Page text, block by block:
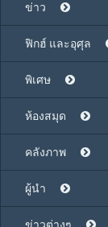
ข่าว
ฟิกฮ์ และอุศุล
พิเศษ
ห้องสมุด
คลังภาพ
ผู้นำ